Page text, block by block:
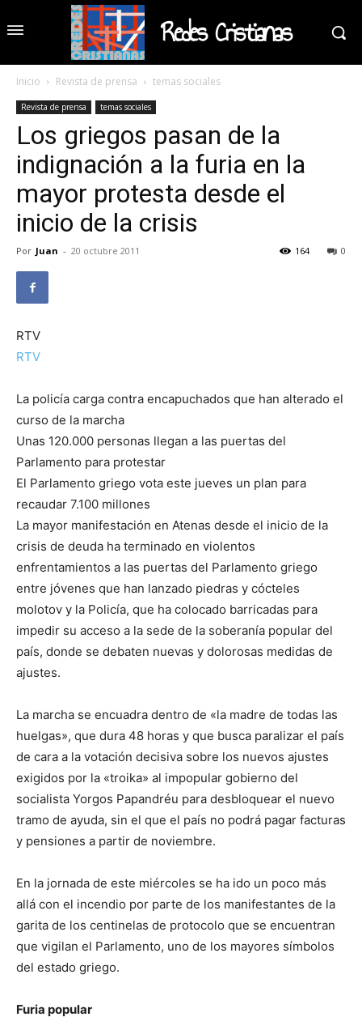
Redes Cristianas
Inicio Revista de prensa temas sociales
Revista de prensa temas sociales
Los griegos pasan de la
indignación a la furia en la
mayor protesta desde el
inicio de la crisis
Por Juan - 20 octubre 2011 0
164
RTV
RTV
La policía carga contra encapuchados que han alterado el
curso de la marcha
Unas 120.000 personas llegan a las puertas del
Parlamento para protestar
El Parlamento griego vota este jueves un plan para
recaudar 7.100 millones
La mayor manifestación en Atenas desde el inicio de la
crisis de deuda ha terminado en violentos
enfrentamientos a las puertas del Parlamento griego
entre jóvenes que han lanzado piedras y cócteles
molotov y la Policía, que ha colocado barricadas para
impedir su acceso a la sede de la soberanía popular del
país, donde se debaten nuevas y dolorosas medidas de
ajustes.
La marcha se encuadra dentro de «la madre de todas las
huelgas», que dura 48 horas y que busca paralizar el país
de cara a la votación decisiva sobre los nuevos ajustes
exigidos por la «troika» al impopular gobierno del
socialista Yorgos Papandréu para desbloquear el nuevo
tramo de ayuda, sin el que el país no podrá pagar facturas
y pensiones a partir de noviembre.
En la jornada de este miércoles se ha ido un poco más
allá con el incendio por parte de los manifestantes de la
garita de los centinelas de protocolo que se encuentran
que vigilan el Parlamento, uno de los mayores símbolos
del estado griego.
Furia popular